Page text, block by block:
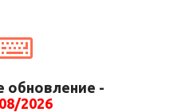
обновление -
2026